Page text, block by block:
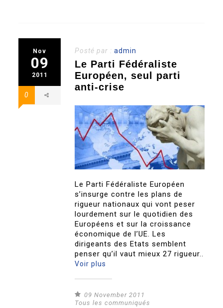
Nov
09
2011
0
Posté par :admin
Le Parti Fédéraliste
Européen, seul parti
anti-crise
Le Parti Fédéraliste Européen
s’insurge contre les plans de
rigueur nationaux qui vont peser
lourdement sur le quotidien des
Européens et sur la croissance
économique de l’UE. Les
dirigeants des Etats semblent
penser qu’il vaut mieux 27 rigueur..
Voir plus
09 November 2011
Tous les communiqués